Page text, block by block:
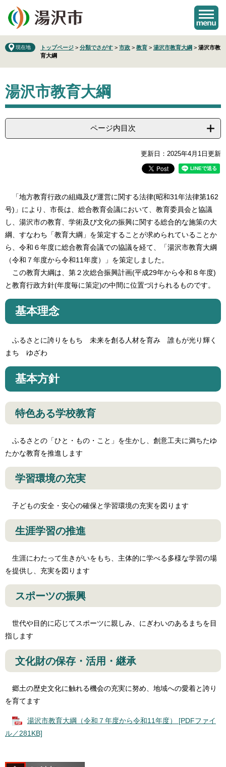
の
先
で
。
ー
を
ば
て
本
へ
現在地 トップページ > 分類でさがす > 市政 > 教育 > 湯沢市教育大綱 > 湯沢市教
育大綱
文
湯沢市教育大綱
ページ内目次
更新日：2025年4月1日更新
「地方教育行政の組織及び運営に関する法律(昭和31年法律第162
号)」により、市長は、総合教育会議において、教育委員会と協議
し、湯沢市の教育、学術及び文化の振興に関する総合的な施策の大
綱、すなわち「教育大綱」を策定することが求められていることか
ら、令和６年度に総合教育会議での協議を経て、「湯沢市教育大綱
（令和７年度から令和11年度）」を策定しました。
この教育大綱は、第２次総合振興計画(平成29年から令和８年度)
と教育行政方針(年度毎に策定)の中間に位置づけられるものです。
基本理念
ふるさとに誇りをもち 未来を創る人材を育み 誰もが光り輝く
まち ゆざわ
基本方針
特色ある学校教育
ふるさとの「ひと・もの・こと」を生かし、創意工夫に満ちたゆ
たかな教育を推進します
学習環境の充実
子どもの安全・安心の確保と学習環境の充実を図ります
生涯学習の推進
生涯にわたって生きがいをもち、主体的に学べる多様な学習の場
を提供し、充実を図ります
スポーツの振興
世代や目的に応じてスポーツに親しみ、にぎわいのあるまちを目
指します
文化財の保存・活用・継承
郷土の歴史文化に触れる機会の充実に努め、地域への愛着と誇り
を育てます
湯沢市教育大綱（令和７年度から令和11年度） [PDFファイ
ル／281KB]